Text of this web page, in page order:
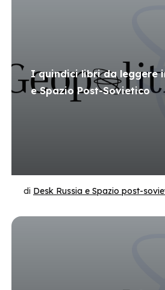
I quindici libri da leggere
e Spazio Post-Sovietico
di Desk Russia e Spazio post-